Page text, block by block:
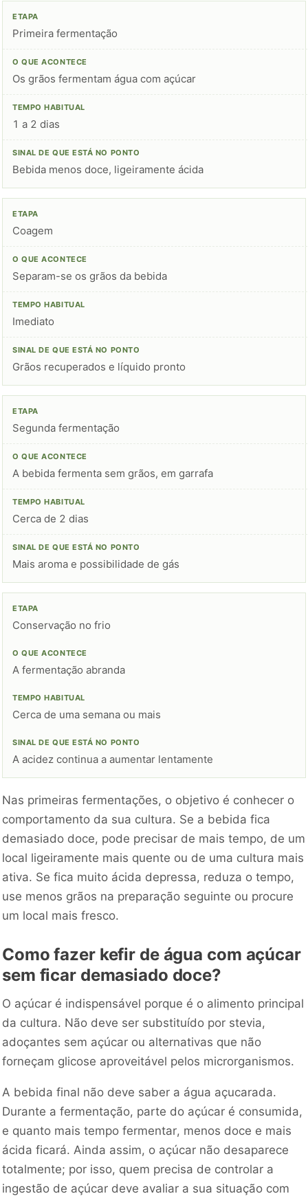
Primeira fermentação
Os grãos fermentam água com açúcar
1 a 2 dias
Bebida menos doce, ligeiramente ácida
Coagem
Separam-se os grãos da bebida
Imediato
Grãos recuperados e líquido pronto
Segunda fermentação
A bebida fermenta sem grãos, em garrafa
Cerca de 2 dias
Mais aroma e possibilidade de gás
Conservação no frio
A fermentação abranda
Cerca de uma semana ou mais
A acidez continua a aumentar lentamente
Nas primeiras fermentações, o objetivo é conhecer o
comportamento da sua cultura. Se a bebida fica
demasiado doce, pode precisar de mais tempo, de um
local ligeiramente mais quente ou de uma cultura mais
ativa. Se fica muito ácida depressa, reduza o tempo,
use menos grãos na preparação seguinte ou procure
um local mais fresco.
Como fazer kefir de água com açúcar
sem ficar demasiado doce?
O açúcar é indispensável porque é o alimento principal
da cultura. Não deve ser substituído por stevia,
adoçantes sem açúcar ou alternativas que não
forneçam glicose aproveitável pelos microrganismos.
A bebida final não deve saber a água açucarada.
Durante a fermentação, parte do açúcar é consumida,
e quanto mais tempo fermentar, menos doce e mais
ácida ficará. Ainda assim, o açúcar não desaparece
totalmente; por isso, quem precisa de controlar a
ingestão de açúcar deve avaliar a sua situação com